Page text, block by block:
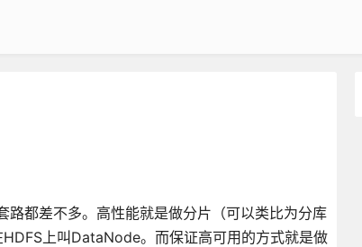
都差不多。高性能就是做分片（可以类比为分库
上叫DataNode。而保证高可用的方式就是做